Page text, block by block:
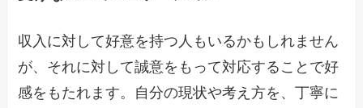
収入に対して好意を持つ人もいるかもしれません
が、それに対して誠意をもって対応することで好
感をもたれます。自分の現状や考え方を、丁寧に